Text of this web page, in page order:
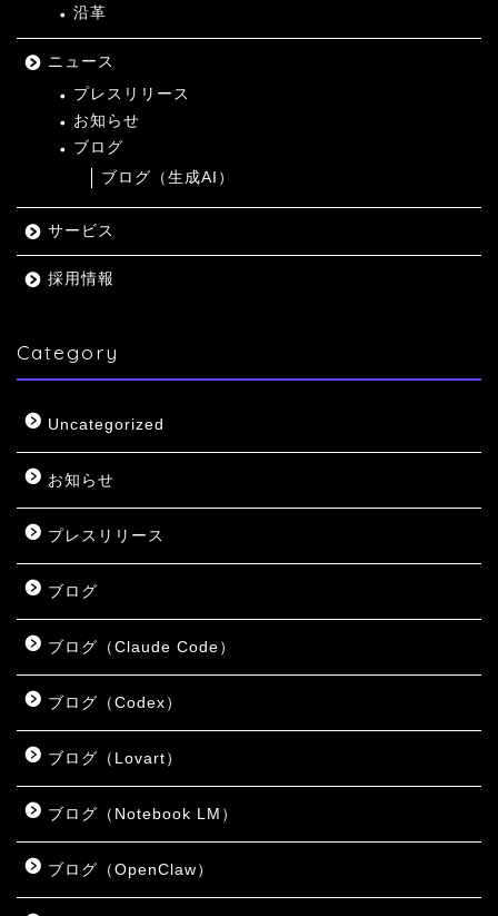
沿革
ニュース
プレスリリース
お知らせ
ブログ
ブログ（生成AI）
サービス
採用情報
Category
Uncategorized
お知らせ
プレスリリース
ブログ
ブログ（Claude Code）
ブログ（Codex）
ブログ（Lovart）
ブログ（Notebook LM）
ブログ（OpenClaw）